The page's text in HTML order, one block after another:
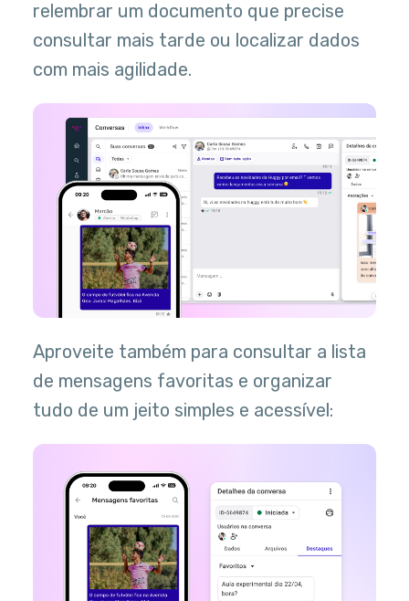
relembrar um documento que precise
consultar mais tarde ou localizar dados
com mais agilidade.
Aproveite também para consultar a lista
de mensagens favoritas e organizar
tudo de um jeito simples e acessível: